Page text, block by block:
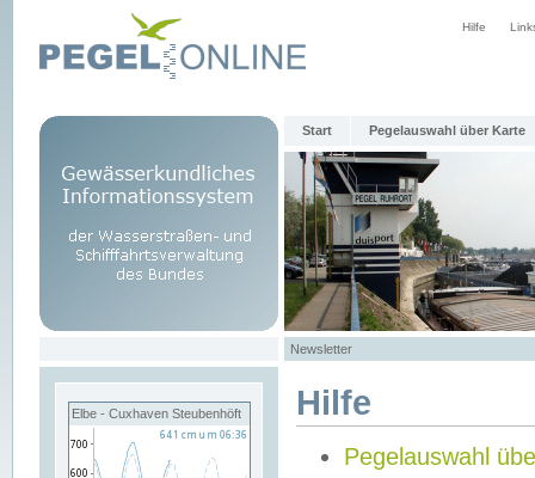
Hilfe
Start Pegelauswahl über Karte
Newsletter
Elbe - Cuxhaven Steubenhöft Hilfe
Pegelauswahl